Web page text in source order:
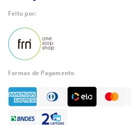
Feito por:
Formas de Pagamento